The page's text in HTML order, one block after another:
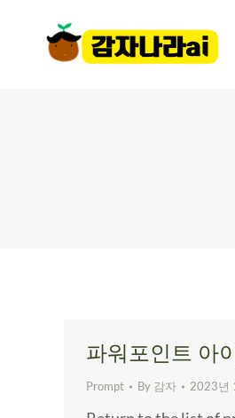
파워포인트 아
Prompt By 감자 2023년